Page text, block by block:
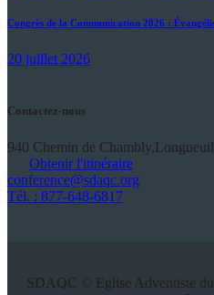
Congrès de la Communication 2026 :
20 juillet 2026
Contactez-nous
940 Chemin de Chambly,
Obtenir l'itinéraire
conference@sdaqc.org
Tél. : 877-648-6817
SDAQC © Eglise Adventiste du